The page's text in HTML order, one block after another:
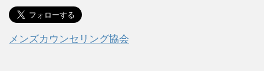
メンズカウンセリング協会